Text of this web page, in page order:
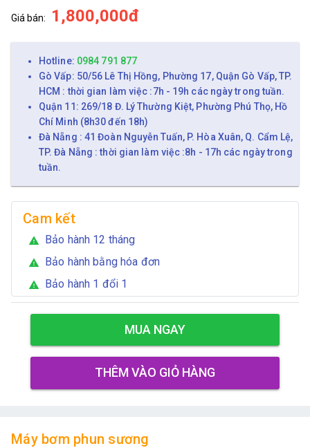
Giá bán: 1,800,000đ
Hotline: 0984 791 877
Gò Vấp: 50/56 Lê Thị Hồng, Phường 17, Quận Gò Vấp, TP.
HCM : thời gian làm việc :7h - 19h các ngày trong tuần.
Quận 11: 269/18 Đ. Lý Thường Kiệt, Phường Phú Thọ, Hồ
Chí Minh (8h30 đến 18h)
Đà Nẵng : 41 Đoàn Nguyễn Tuấn, P. Hòa Xuân, Q. Cẩm Lệ,
TP. Đà Nẵng : thời gian làm việc :8h - 17h các ngày trong
tuần.
Cam kết
warning Bảo hành 12 tháng
warning Bảo hành bằng hóa đơn
warning Bảo hành 1 đổi 1
MUA NGAY
THÊM VÀO GIỎ HÀNG
Máy bơm phun sương